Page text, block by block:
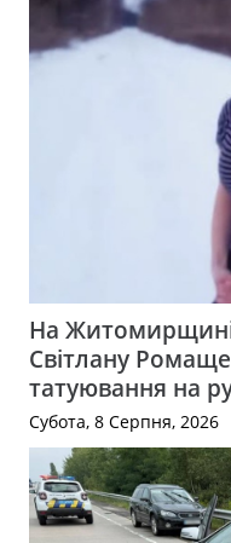
На
Світлану
татуювання на
Субота, 8 Серпня, 2026